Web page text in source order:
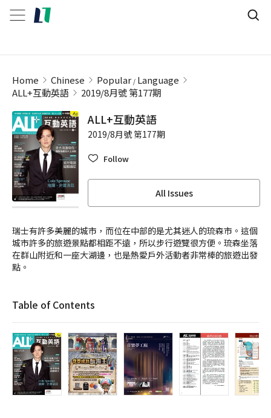
Home Chinese Popular Language
ALL+互動英語
2019/8月號 第177期
ALL+互動英語
2019/8月號 第177期
Follow
All Issues
瑞士有許多美麗的城市，而位在中部的是尤其迷人的琉森市。這個
城市許多的旅遊景點都相距不遠，所以步行遊覽很方便。琉森坐落
在群山附近和一座大湖邊，也是熱愛戶外活動者非常棒的旅遊出發
點。
Table of Contents